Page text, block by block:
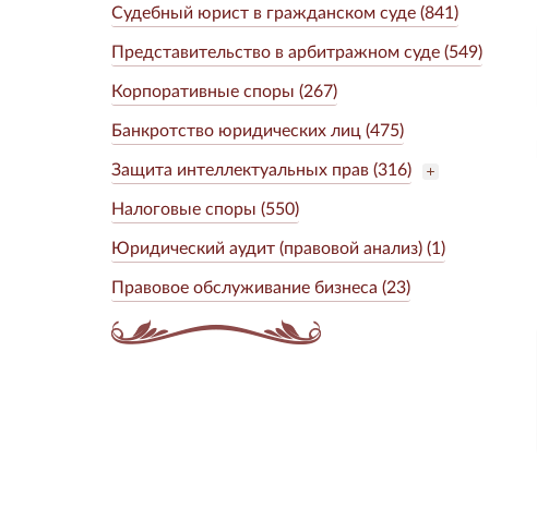
Судебный юрист в гражданском суде (841)
Представительство в арбитражном суде (549)
Корпоративные споры (267)
Банкротство юридических лиц (475)
Защита интеллектуальных прав (316)
Налоговые споры (550)
Юридический аудит (правовой анализ) (1)
Правовое обслуживание бизнеса (23)